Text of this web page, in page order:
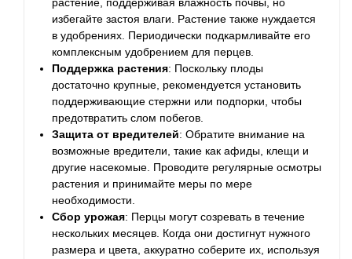
избегайте застоя влаги. Растение также нуждается
в удобрениях. Периодически подкармливайте его
комплексным удобрением для перцев.
Поддержка растения: Поскольку плоды
достаточно крупные, рекомендуется установить
поддерживающие стержни или подпорки, чтобы
предотвратить слом побегов.
Защита от вредителей: Обратите внимание на
возможные вредители, такие как афиды, клещи и
другие насекомые. Проводите регулярные осмотры
растения и принимайте меры по мере
необходимости.
Сбор урожая: Перцы могут созревать в течение
нескольких месяцев. Когда они достигнут нужного
размера и цвета, аккуратно соберите их, используя